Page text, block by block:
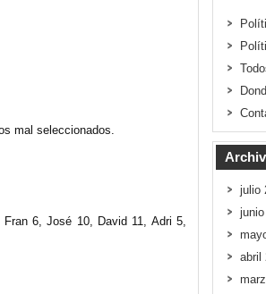
mal seleccionados.
6, José 10, David 11, Adri 5,
julio
abril